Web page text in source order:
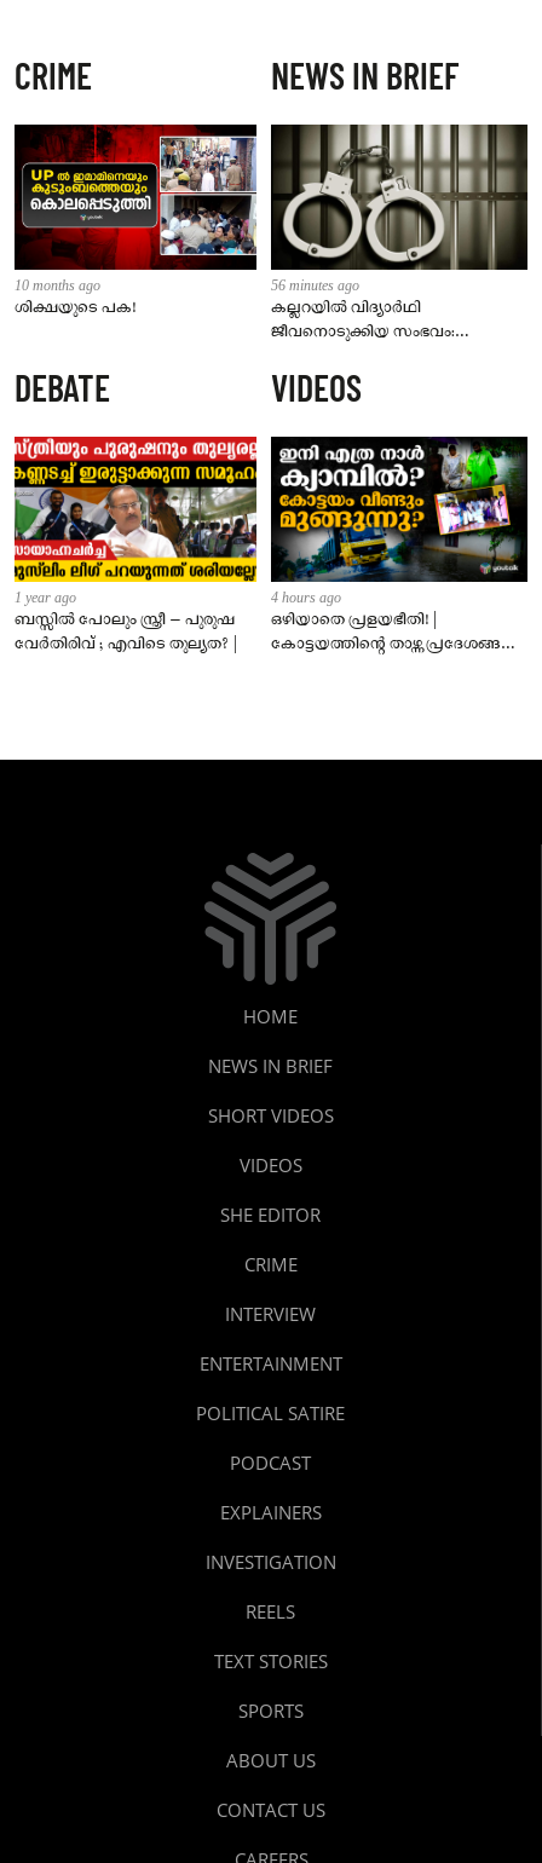
CRIME
10 months ago
ശിക്ഷയുടെ പക!
NEWS IN BRIEF
56 minutes ago
കല്ലറയിൽ വിദ്യാർഥി
ജീവനൊടുക്കിയ സംഭവം:
പ്രതി റിമാൻഡിൽ
DEBATE
1 year ago
ബസ്സിൽ പോലും സ്ത്രീ – പുരുഷ
വേർതിരിവ് ; എവിടെ തുല്യത? |
VIDEOS
4 hours ago
ഒഴിയാതെ പ്രളയഭീതി! |
കോട്ടയത്തിന്റെ താഴ്ന്ന പ്രദേശങ്ങൾ
HOME
NEWS IN BRIEF
SHORT VIDEOS
VIDEOS
SHE EDITOR
CRIME
INTERVIEW
ENTERTAINMENT
POLITICAL SATIRE
PODCAST
EXPLAINERS
INVESTIGATION
REELS
TEXT STORIES
SPORTS
ABOUT US
CONTACT US